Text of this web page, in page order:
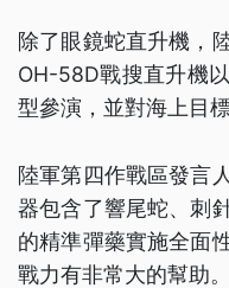
除了眼鏡蛇直升機，
OH-58D戰搜直升機
型參演，並對海上目
陸軍第四作戰區發言
器包含了響尾蛇、刺
的精準彈藥實施全面
戰力有非常大的幫助。